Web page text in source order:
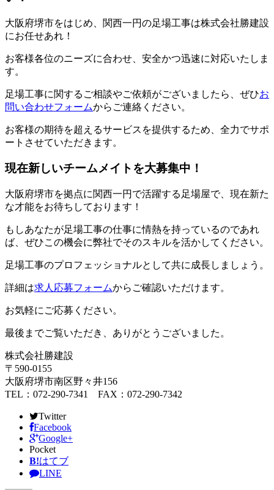
大阪府堺市をはじめ、関西一円の足場工事は株式会社勝建設
にお任せあれ！
お客様各位のニーズに合わせ、安全かつ迅速に対応いたしま
す。
足場工事に関するご相談やご依頼がございましたら、ぜひお
問い合わせフォームからご連絡ください。
お客様の期待を超えるサービスを提供するため、全力でサポ
ートさせていただきます。
現在新しいチームメイトを大募集中！
大阪府堺市を拠点に関西一円で活躍する足場屋で、現在新た
な才能をお待ちしております！
もしあなたが足場工事の仕事に情熱を持っているのであれ
ば、ぜひこの機会に弊社でそのスキルを活かしてください。
足場工事のプロフェッショナルとして共に成長しましょう。
詳細は求人応募フォームからご確認いただけます。
お気軽にご応募ください。
最後までご覧いただき、ありがとうございました。
株式会社勝建設
〒590-0155
大阪府堺市南区野々井156
TEL：072-290-7341 FAX：072-290-7342
Twitter
Facebook
Google+
Pocket
B!はてブ
LINE